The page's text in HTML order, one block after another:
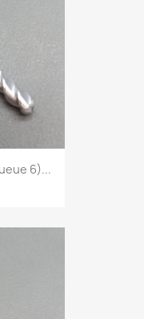
6)...